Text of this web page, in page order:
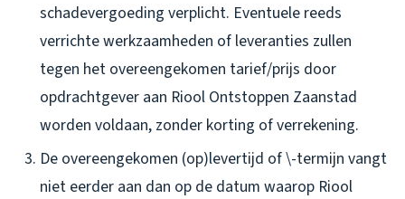
schadevergoeding verplicht. Eventuele reeds
verrichte werkzaamheden of leveranties zullen
tegen het overeengekomen tarief/prijs door
opdrachtgever aan Riool Ontstoppen Zaanstad
worden voldaan, zonder korting of verrekening.
De overeengekomen (op)levertijd of \-termijn vangt
niet eerder aan dan op de datum waarop Riool